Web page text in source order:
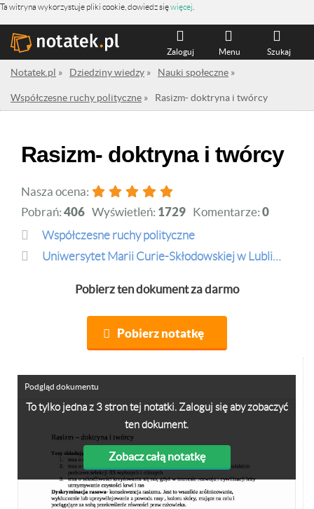
Ta witryna wykorzystuje pliki cookie, dowiedz sięwięcej
Szukaj
Menu
Zaloguj
Notatek.pl » Dziedziny wiedzy » Nauki społeczne »
Współczesne ruchy polityczne » Rasizm- doktryna i twórcy
Rasizm- doktryna i twórcy
Nasza ocena:
Pobrań: 406 Wyświetleń: 1729 Komentarze: 0
Współczesne ruchy polityczne
Uniwersytet Marii Curie-Skłodowskiej w Lublinie
Pobierz ten dokument za darmo
Pobierz notatkę
To tylko jedna z 3 stron tej notatki. Zaloguj się aby zobaczyć
ten dokument.
Zobacz całą notatkę
Podgląd dokumentu